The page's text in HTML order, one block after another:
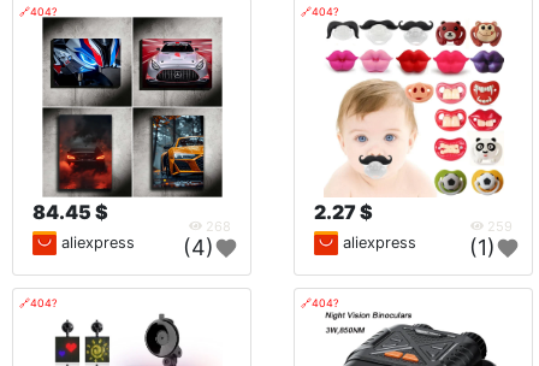
🔗404?
84.45 $
268
aliexpress (4)
🔗404?
2.27 $
259
aliexpress (1)
🔗404? 🔗404?